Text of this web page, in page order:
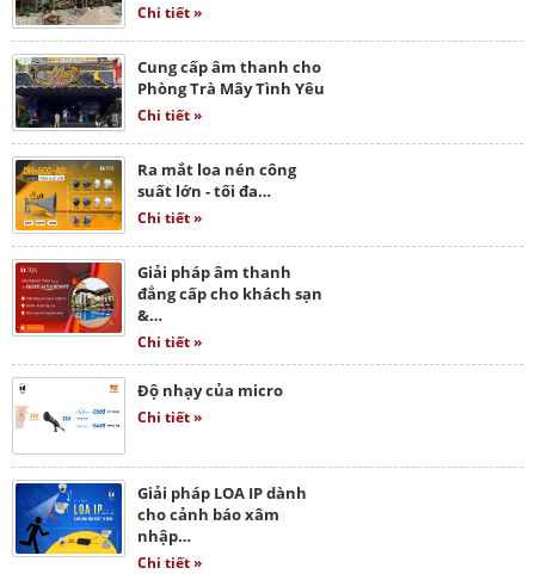
Chi tiết »
Cung cấp âm thanh cho
Phòng Trà Mây Tình Yêu
Chi tiết »
Ra mắt loa nén công
suất lớn - tối đa…
Chi tiết »
Giải pháp âm thanh
đẳng cấp cho khách sạn
&…
Chi tiết »
Độ nhạy của micro
Chi tiết »
Giải pháp LOA IP dành
cho cảnh báo xâm
nhập…
Chi tiết »